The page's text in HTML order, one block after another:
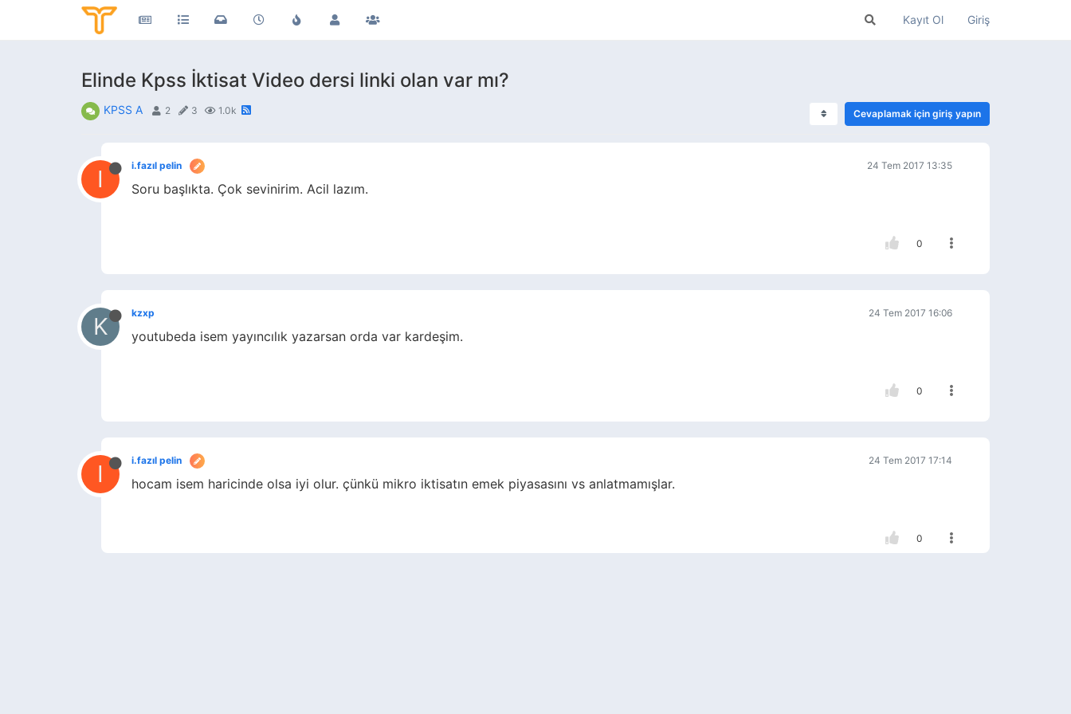
Kayıt Ol Giriş
Elinde Kpss İktisat Video dersi linki olan var mı?
KPSS A 2 3 1.0k Cevaplamak için giriş yapın
I i.fazıl pelin 24 Tem 2017 13:35
Soru başlıkta. Çok sevinirim. Acil lazım.
0
K kzxp 24 Tem 2017 16:06
youtubeda isem yayıncılık yazarsan orda var kardeşim.
0
I i.fazıl pelin 24 Tem 2017 17:14
hocam isem haricinde olsa iyi olur. çünkü mikro iktisatın emek piyasasını vs anlatmamışlar.
0